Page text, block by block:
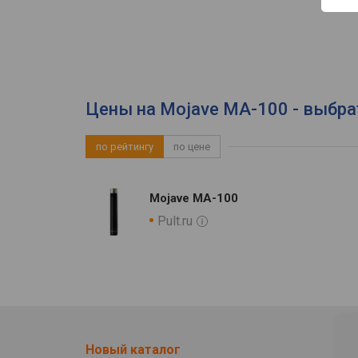
Цены на Mojave MA-100 -
по рейтингу по цене
Mojave MA-100
Pult.ru
Новый каталог